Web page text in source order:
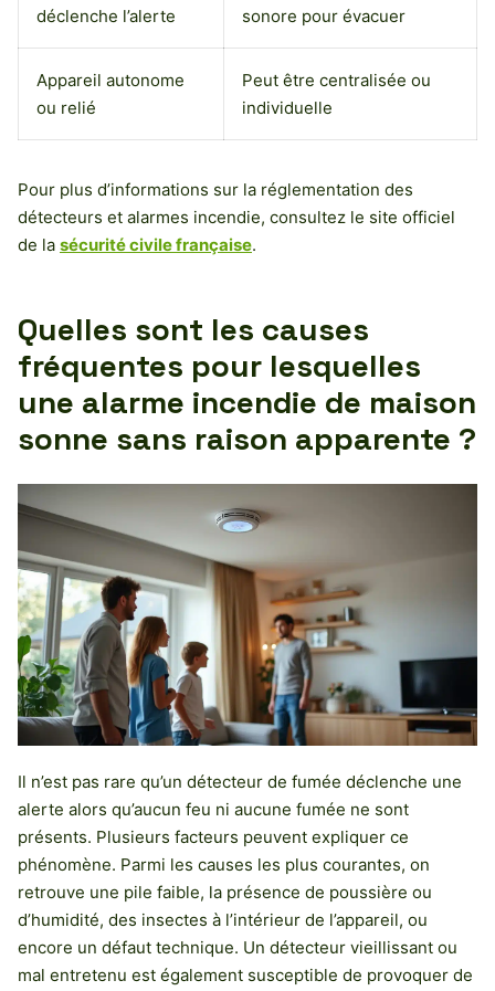
déclenche l’alerte
sonore pour évacuer
Appareil autonome
ou relié
Peut être centralisée ou
individuelle
Pour plus d’informations sur la réglementation des
détecteurs et alarmes incendie, consultez le site officiel
de la sécurité civile française.
Quelles sont les causes
fréquentes pour lesquelles
une alarme incendie de maison
sonne sans raison apparente ?
Il n’est pas rare qu’un détecteur de fumée déclenche une
alerte alors qu’aucun feu ni aucune fumée ne sont
présents. Plusieurs facteurs peuvent expliquer ce
phénomène. Parmi les causes les plus courantes, on
retrouve une pile faible, la présence de poussière ou
d’humidité, des insectes à l’intérieur de l’appareil, ou
encore un défaut technique. Un détecteur vieillissant ou
mal entretenu est également susceptible de provoquer de